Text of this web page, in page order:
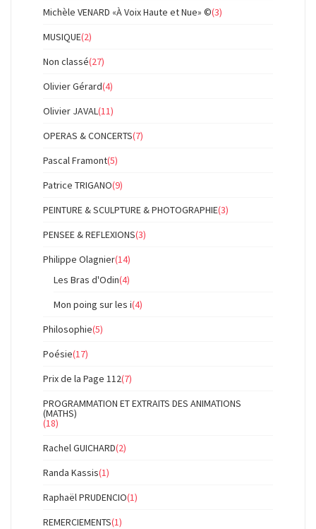
Michèle VENARD «À Voix Haute et Nue» ©(3)
MUSIQUE(2)
Non classé(27)
Olivier Gérard(4)
Olivier JAVAL(11)
OPERAS & CONCERTS(7)
Pascal Framont(5)
Patrice TRIGANO(9)
PEINTURE & SCULPTURE & PHOTOGRAPHIE(3)
PENSEE & REFLEXIONS(3)
Philippe Olagnier(14)
Les Bras d'Odin(4)
Mon poing sur les i(4)
Philosophie(5)
Poésie(17)
Prix de la Page 112(7)
PROGRAMMATION ET EXTRAITS DES ANIMATIONS
(MATHS)
(18)
Rachel GUICHARD(2)
Randa Kassis(1)
Raphaël PRUDENCIO(1)
REMERCIEMENTS(1)